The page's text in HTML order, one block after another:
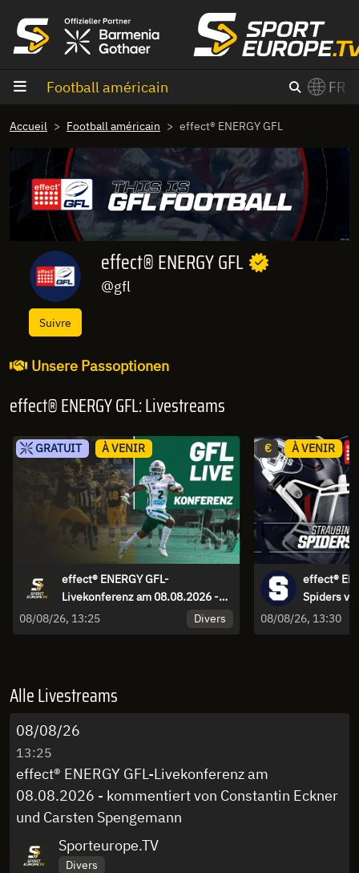
Football américain FR
Switch to English?
Accueil Football américain effect® ENERGY GFL
Suivre
effect® ENERGY GFL
@gfl
Unsere Passoptionen
effect® ENERGY GFL: Livestreams
GRATUIT À VENIR
effect® ENERGY GFL-
Livekonferenz am 08.08.2026 -
kommentiert von Constantin
Eckner und Carsten Spengemann
08/08/26, 13:25 Divers
€ À VENIR
effect®
Spiders
08/08/26, 13:30
Alle Livestreams
08/08/26
13:25
effect® ENERGY GFL-Livekonferenz am
08.08.2026 - kommentiert von Constantin Eckner
und Carsten Spengemann
Sporteurope.TV
Divers